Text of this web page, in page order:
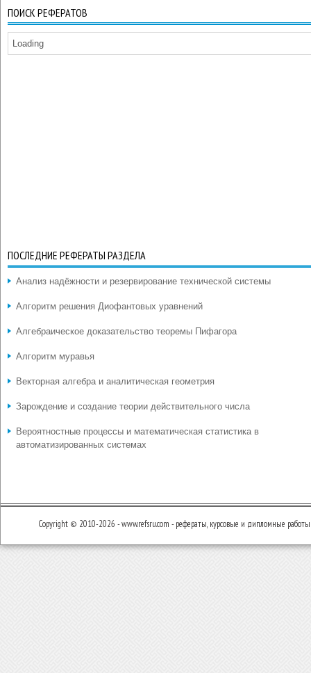
ПОИСК РЕФЕРАТОВ
Loading
ПОСЛЕДНИЕ РЕФЕРАТЫ РАЗДЕЛА
Анализ надёжности и резервирование технической системы
Алгоритм решения Диофантовых уравнений
Алгебраическое доказательство теоремы Пифагора
Алгоритм муравья
Векторная алгебра и аналитическая геометрия
Зарождение и создание теории действительного числа
Вероятностные процессы и математическая статистика в
автоматизированных системах
Copyright © 2010-2026 - www.refsru.com - рефераты, курсовые и дипломные работы